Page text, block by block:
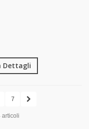
Dettagli
7
articoli